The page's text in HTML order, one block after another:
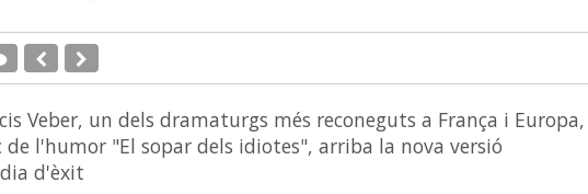
Veber, un dels dramaturgs més reconeguts a França i Europa,
de l'humor "El sopar dels idiotes", arriba la nova versió
d'èxit